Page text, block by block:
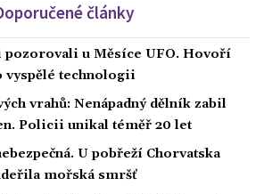
články
pozorovali u Měsíce UFO. Hovoří
vyspělé technologii
vrahů: Nenápadný dělník zabil
Policii unikal téměř 20 let
U pobřeží Chorvatska
mořská smršť